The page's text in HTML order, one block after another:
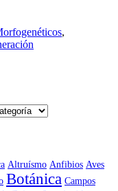
,
Altruísmo Anfibios Aves
Botánica Campos